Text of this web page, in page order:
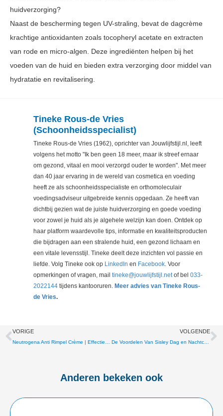
huidverzorging?
Naast de bescherming tegen UV-straling, bevat de dagcrème
krachtige antioxidanten zoals tocopheryl acetate en extracten
van rode en micro-algen. Deze ingrediënten helpen bij het
voeden van de huid en bieden extra verzorging door middel van
hydratatie en revitalisering.
Tineke Rous-de Vries
(Schoonheidsspecialist)
Tineke Rous-de Vries (1962), oprichter van Jouwlijfstijl.nl, leeft
volgens het motto "Ik ben geen 18 meer, maar ik streef ernaar
om gezond, vitaal en mooi verzorgd ouder te worden". Met meer
dan 40 jaar ervaring in de wereld van cosmetica en voeding
heeft ze als schoonheidsspecialiste en orthomoleculair
voedingsadviseur uitgebreide kennis opgedaan. Ze heeft van
dichtbij gezien wat de juiste huidverzorging en goede voeding
voor zowel je huid als je algehele welzijn kan doen. Ontdek op
haar platform waardevolle tips, informatie en kwaliteitsproducten
die bijdragen aan een stralende huid, een gezond lichaam en
een vitale levensstijl. Tineke deelt deze inzichten vol passie en
liefde. Volg Tineke ook op LinkedIn en Facebook. Voor
opmerkingen of vragen, mail tineke@jouwlijfstijl.netof bel 033-
2022144 tijdens kantooruren. Meer advies van Tineke Rous-
de Vries.
Vorige
VORIGE
Neutrogena Anti Rimpel Crème | Effectieve Oplossing Voor een Jeugdige Huid
VOLGENDE
De Voordelen Van Sisley Dag en Nachtcrème Voor een Stralende Huid
Anderen bekeken ook